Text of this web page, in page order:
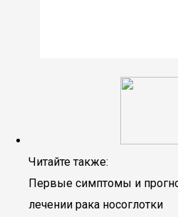
Читайте также:
Первые симптомы и
лечении рака носоглотки